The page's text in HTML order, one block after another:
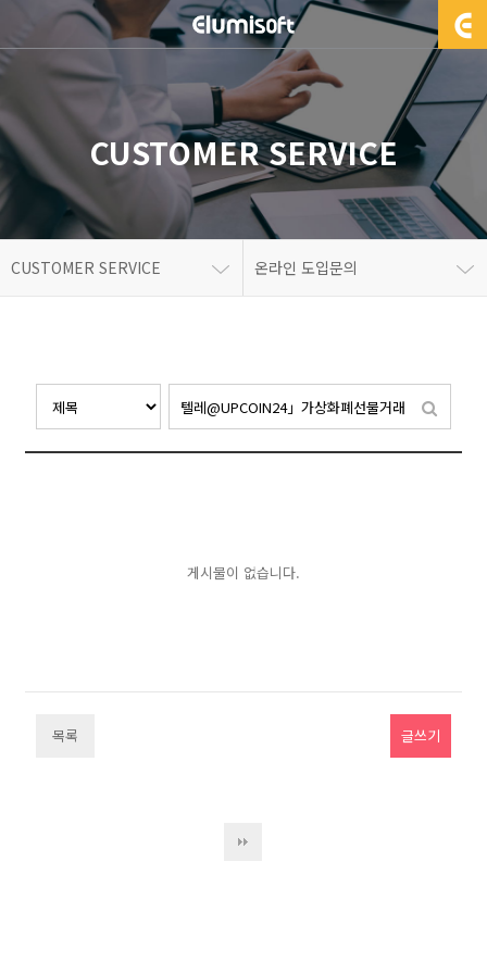
CUSTOMER SERVICE
CUSTOMER SERVICE 온라인 도입문의
게시물이 없습니다.
목록 글쓰기